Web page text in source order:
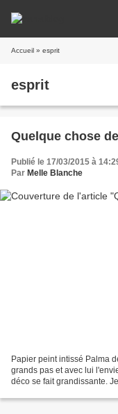
Accueil » esprit
esprit
Quelque chose
Publié le 17/03/2015 à
Par Melle Blanche
Papier peint intissé Palma
grands pas et avec lui
déco se fait grandissante.